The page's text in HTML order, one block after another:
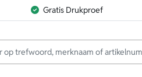
Gratis Drukproef